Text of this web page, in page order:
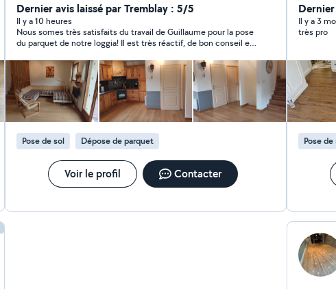
15 ans d'expérience je vous accompagne également
pour vos Travaux de Rénovations Globales. Conseil,
Assistance à Maîtrise d'Ouvrage (AMO),
Accompagnement Retrouvez mes projets sur mon site
web RdeRénov Lyon
Dernier avis laissé par Tremblay : 5/5
Il y a 10 heures
Nous somes très satisfaits du travail de Guillaume pour la pose
du parquet de notre loggia! Il est très réactif, de bon conseil et
parfaitement à nos attentes. Nous n’hésiterons pas à refaire
appel à lui pour de futurs projets. Nous recommandons
vivement !
Pose de sol Dépose de parquet
Voir le profil Contacter
mesure
acier
de bain
soigné
Il y a 3
très pro
Pose de